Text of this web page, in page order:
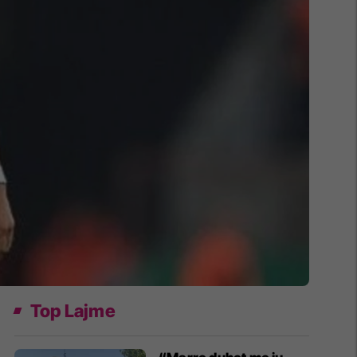
Top Lajme